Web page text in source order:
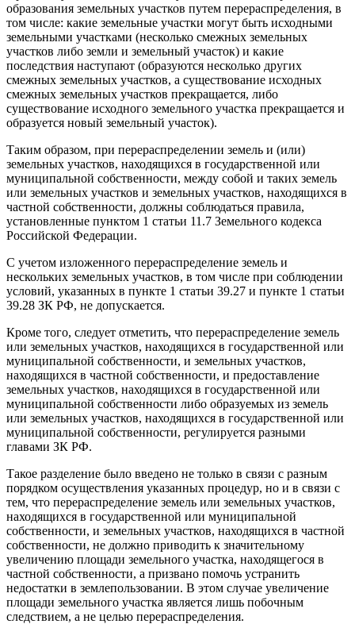
образования земельных участков путем перераспределения, в
том числе: какие земельные участки могут быть исходными
земельными участками (несколько смежных земельных
участков либо земли и земельный участок) и какие
последствия наступают (образуются несколько других
смежных земельных участков, а существование исходных
смежных земельных участков прекращается, либо
существование исходного земельного участка прекращается и
образуется новый земельный участок).
Таким образом, при перераспределении земель и (или)
земельных участков, находящихся в государственной или
муниципальной собственности, между собой и таких земель
или земельных участков и земельных участков, находящихся в
частной собственности, должны соблюдаться правила,
установленные пунктом 1 статьи 11.7 Земельного кодекса
Российской Федерации.
С учетом изложенного перераспределение земель и
нескольких земельных участков, в том числе при соблюдении
условий, указанных в пункте 1 статьи 39.27 и пункте 1 статьи
39.28 ЗК РФ, не допускается.
Кроме того, следует отметить, что перераспределение земель
или земельных участков, находящихся в государственной или
муниципальной собственности, и земельных участков,
находящихся в частной собственности, и предоставление
земельных участков, находящихся в государственной или
муниципальной собственности либо образуемых из земель
или земельных участков, находящихся в государственной или
муниципальной собственности, регулируется разными
главами ЗК РФ.
Такое разделение было введено не только в связи с разным
порядком осуществления указанных процедур, но и в связи с
тем, что перераспределение земель или земельных участков,
находящихся в государственной или муниципальной
собственности, и земельных участков, находящихся в частной
собственности, не должно приводить к значительному
увеличению площади земельного участка, находящегося в
частной собственности, а призвано помочь устранить
недостатки в землепользовании. В этом случае увеличение
площади земельного участка является лишь побочным
следствием, а не целью перераспределения.